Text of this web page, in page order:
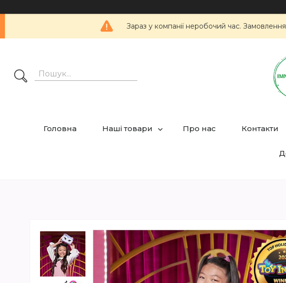
Зараз у компанії неробочий час.
Головна Наші товари Про нас Контакти